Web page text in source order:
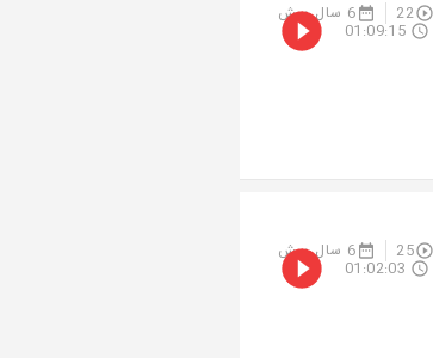
22 6 سال پیش
01:09:15
25 6 سال پیش
01:02:03